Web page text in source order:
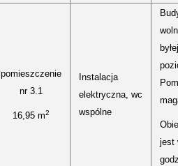
pomieszczenie
nr 3.1
16,95 m2
Instalacja
elektryczna, wc
wspólne
jest